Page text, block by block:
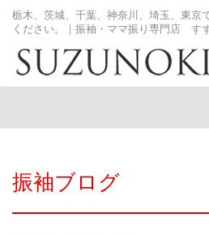
栃木、茨城、千葉、神奈川、埼玉、東京
ください。｜振袖・ママ振り専門店 す
振袖ブログ